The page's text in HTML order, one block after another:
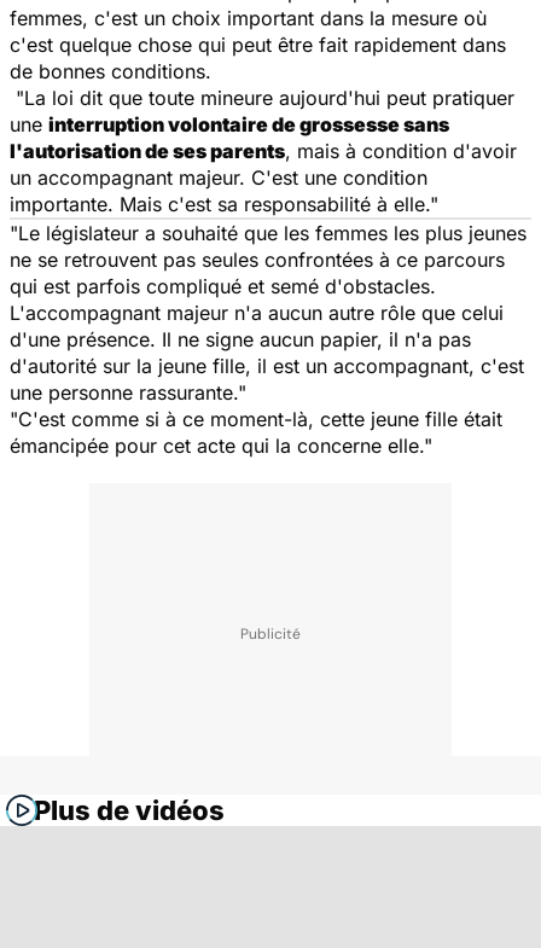
femmes, c'est un choix important dans la mesure où
c'est quelque chose qui peut être fait rapidement dans
de bonnes conditions.
"La loi dit que toute mineure aujourd'hui peut pratiquer
une interruption volontaire de grossesse sans
l'autorisation de ses parents, mais à condition d'avoir
un accompagnant majeur. C'est une condition
importante. Mais c'est sa responsabilité à elle."
"Le législateur a souhaité que les femmes les plus jeunes
ne se retrouvent pas seules confrontées à ce parcours
qui est parfois compliqué et semé d'obstacles.
L'accompagnant majeur n'a aucun autre rôle que celui
d'une présence. Il ne signe aucun papier, il n'a pas
d'autorité sur la jeune fille, il est un accompagnant, c'est
une personne rassurante."
"C'est comme si à ce moment-là, cette jeune fille était
émancipée pour cet acte qui la concerne elle."
Plus de vidéos